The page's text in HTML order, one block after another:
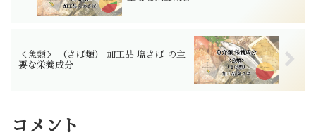
＜魚類＞ （さば類） 加工品 塩さば の主
要な栄養成分
コメント